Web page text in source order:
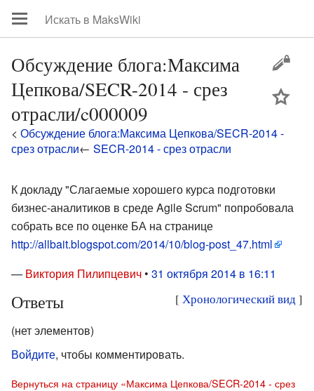
Обсуждение блога:Максима
Цепкова/SECR-2014 - срез
отрасли/c000009
< Обсуждение блога:Максима Цепкова/SECR-2014 -
срез отрасли← SECR-2014 - срез отрасли
К докладу "Слагаемые хорошего курса подготовки
бизнес-аналитиков в среде Agile Scrum" попробовала
собрать все по оценке БА на странице
http://allbait.blogspot.com/2014/10/blog-post_47.html
— Виктория Пилипцевич • 31 октября 2014 в 16:11
[ Хронологический вид]
Ответы
(нет элементов)
Войдите, чтобы комментировать.
Вернуться на страницу «Максима Цепкова/SECR-2014 - срез